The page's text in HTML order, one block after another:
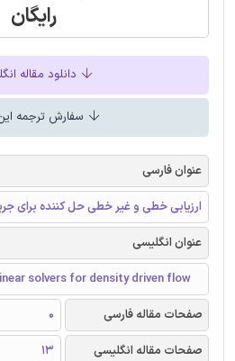
رایگان
دانلود مقاله
سفارش ترجمه
عنوان فارسی
ارزیابی خطی و غیر خطی حل کننده برای
عنوان انگلیسی
solvers for density driven flow
صفحات مقاله فارسی
0
صفحات مقاله انگلیسی
13